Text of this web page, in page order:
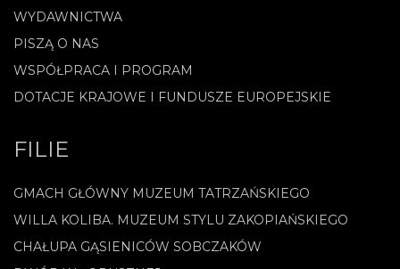
WYDAWNICTWA
PISZĄ O NAS
WSPÓŁPRACA I PROGRAM
DOTACJE KRAJOWE I FUNDUSZE EUROPEJSKIE
FILIE
GMACH GŁÓWNY MUZEUM TATRZAŃSKIEGO
WILLA KOLIBA. MUZEUM STYLU ZAKOPIAŃSKIEGO
CHAŁUPA GĄSIENICÓW SOBCZAKÓW